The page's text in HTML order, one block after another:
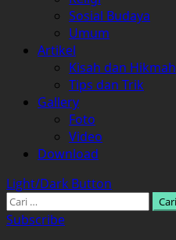
Sosial Budaya
Umum
Artikel
Kisah dan Hikmah
Tips dan Trik
Gallery
Foto
Video
Download
Light/Dark Button
Cari
untuk:
Subscribe